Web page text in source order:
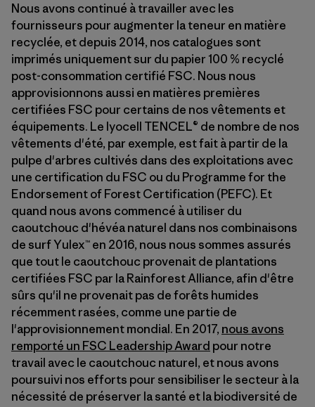
Nous avons continué à travailler avec les
fournisseurs pour augmenter la teneur en matière
recyclée, et depuis 2014, nos catalogues sont
imprimés uniquement sur du papier 100 % recyclé
post-consommation certifié FSC. Nous nous
approvisionnons aussi en matières premières
certifiées FSC pour certains de nos vêtements et
équipements. Le lyocell TENCEL® de nombre de nos
vêtements d'été, par exemple, est fait à partir de la
pulpe d'arbres cultivés dans des exploitations avec
une certification du FSC ou du Programme for the
Endorsement of Forest Certification (PEFC). Et
quand nous avons commencé à utiliser du
caoutchouc d'hévéa naturel dans nos combinaisons
de surf Yulex™ en 2016, nous nous sommes assurés
que tout le caoutchouc provenait de plantations
certifiées FSC par la Rainforest Alliance, afin d'être
sûrs qu'il ne provenait pas de forêts humides
récemment rasées, comme une partie de
l'approvisionnement mondial. En 2017, nous avons
remporté un FSC Leadership Award pour notre
travail avec le caoutchouc naturel, et nous avons
poursuivi nos efforts pour sensibiliser le secteur à la
nécessité de préserver la santé et la biodiversité de